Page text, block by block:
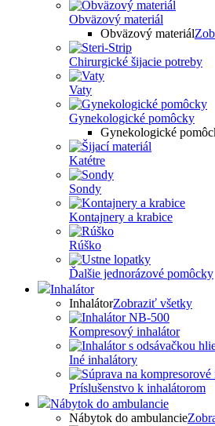
Obväzový materiál
Obväzový materiál
Chirurgické šijacie potreby
Vaty
Gynekologické pomôcky
Gynekologické
Katétre
Sondy
Kontajnery a krabice
Rúško
Ďalšie jednorázové pomôcky
Inhalátor
InhalátorZobraziť všetky
Kompresový inhalátor
Iné inhalátory
Príslušenstvo k inhalátorom
Nábytok do ambulancie
Nábytok do ambulancie